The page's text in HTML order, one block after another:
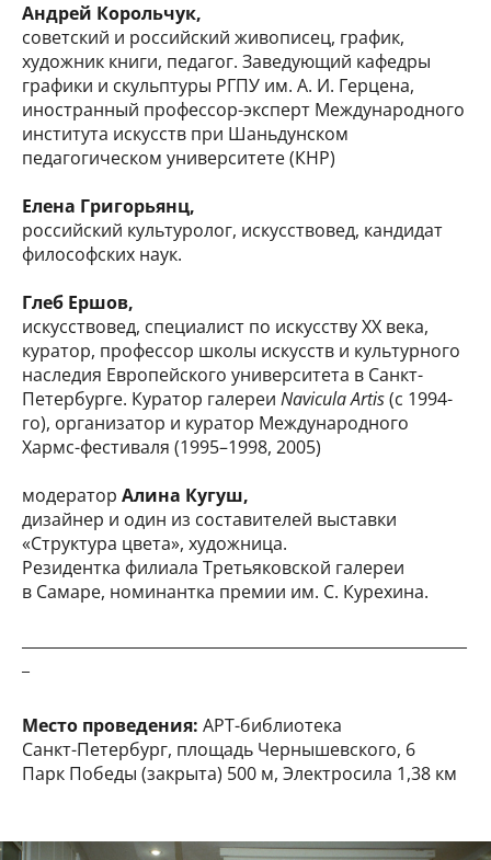
Андрей Корольчук,
советский и российский живописец, график,
художник книги, педагог. Заведующий кафедры
графики и скульптуры РГПУ им. А. И. Герцена,
иностранный профессор-эксперт Международного
института искусств при Шаньдунском
педагогическом университете (КНР)
Елена Григорьянц,
российский культуролог, искусствовед, кандидат
философских наук.
Глеб Ершов,
искусствовед, специалист по искусству XX века,
куратор, профессор школы искусств и культурного
наследия Европейского университета в Санкт-
Петербурге. Куратор галереи Navicula Artis(с 1994-
го), организатор и куратор Международного
Хармс-фестиваля (1995–1998, 2005)
модератор Алина Кугуш,
дизайнер и один из составителей выставки
«Структура цвета», художница.
Резидентка филиала Третьяковской галереи
в Самаре, номинантка премии им. С. Курехина.
Место проведения: АРТ-библиотека
Санкт-Петербург, площадь Чернышевского, 6
Парк Победы (закрыта) 500 м, Электросила 1,38 км